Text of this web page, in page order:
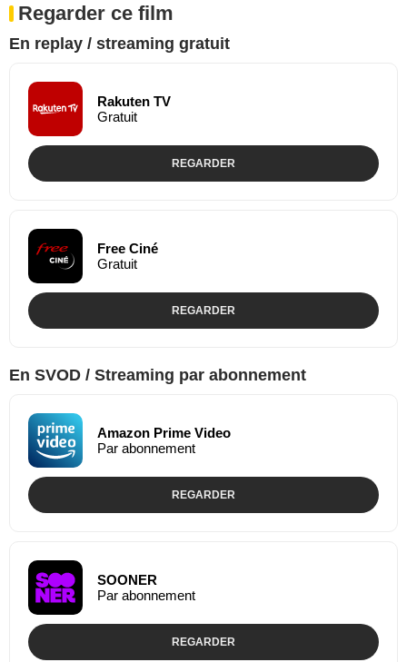
Regarder ce film
En replay / streaming gratuit
Rakuten TV
Gratuit
REGARDER
Free Ciné
Gratuit
REGARDER
En SVOD / Streaming par abonnement
Amazon Prime Video
Par abonnement
REGARDER
SOONER
Par abonnement
REGARDER